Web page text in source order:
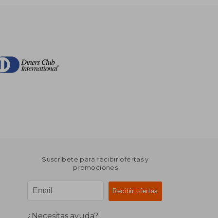
Suscríbete para recibir ofertas y
promociones
¿Necesitas ayuda?